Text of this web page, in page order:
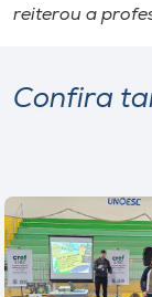
reiterou a
Confira